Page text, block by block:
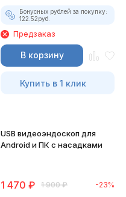
Бонусных рублей за покупку:
122.52руб.
Предзаказ
В корзину
Купить в 1 клик
USB видеоэндоскоп для
Android и ПК с насадками
1 470 ₽ 1 900 ₽ -23%